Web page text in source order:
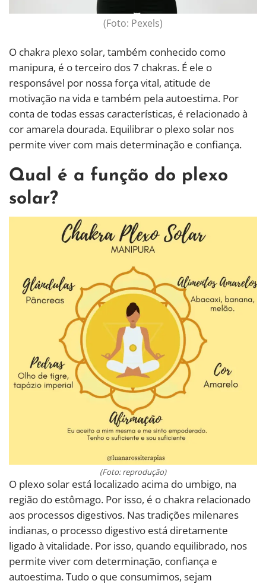
(Foto: Pexels)
O chakra plexo solar, também conhecido como
manipura, é o terceiro dos 7 chakras. É ele o
responsável por nossa força vital, atitude de
motivação na vida e também pela autoestima. Por
conta de todas essas características, é relacionado à
cor amarela dourada. Equilibrar o plexo solar nos
permite viver com mais determinação e confiança.
Qual é a função do plexo
solar?
(Foto: reprodução)
O plexo solar está localizado acima do umbigo, na
região do estômago. Por isso, é o chakra relacionado
aos processos digestivos. Nas tradições milenares
indianas, o processo digestivo está diretamente
ligado à vitalidade. Por isso, quando equilibrado, nos
permite viver com determinação, confiança e
autoestima. Tudo o que consumimos, sejam